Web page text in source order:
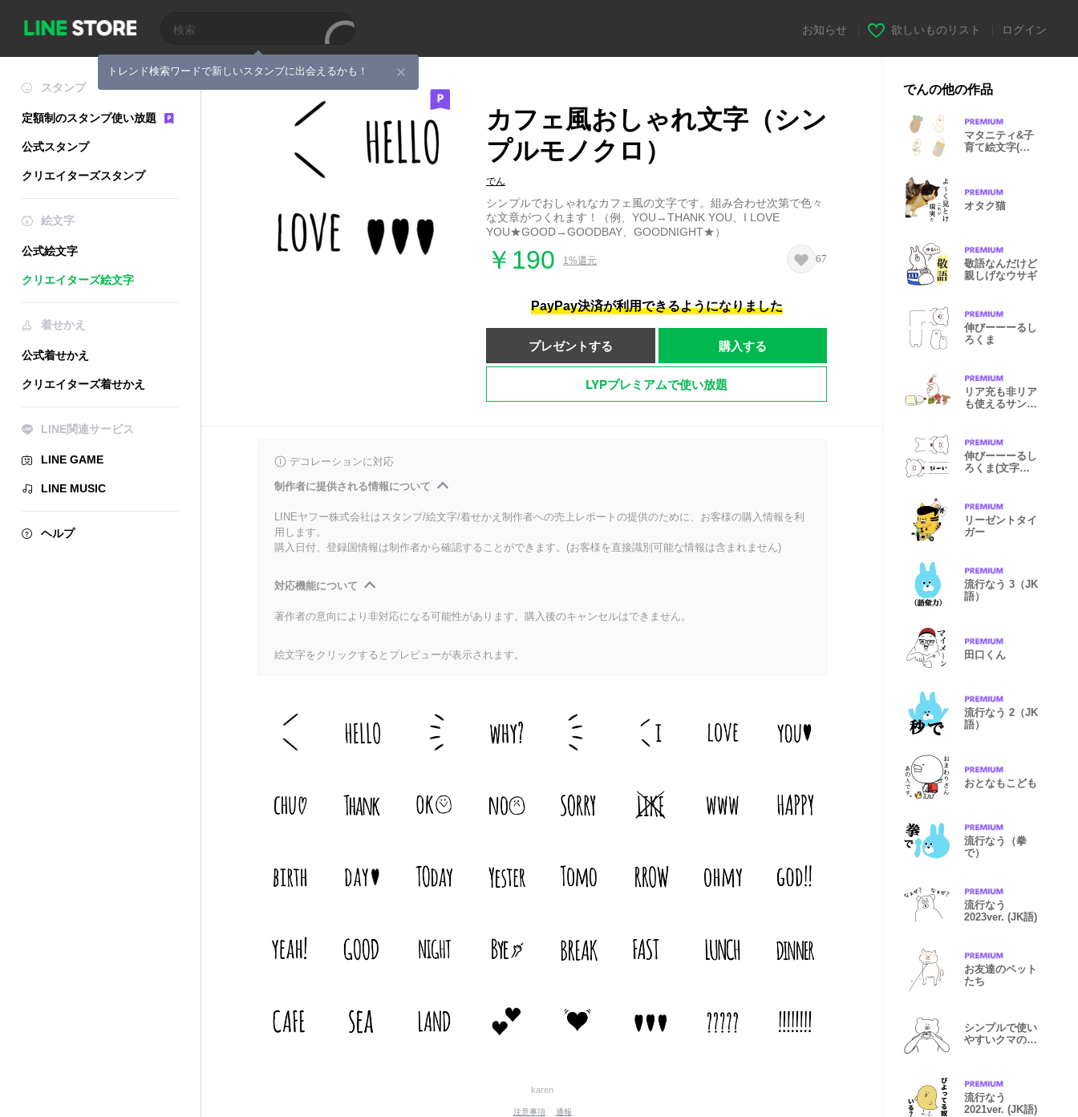
トレンド検索ワードで新しいスタンプに出会えるかも！
お知らせ 欲しいものリスト ログイン
スタンプ
定額制のスタンプ使い放題
公式スタンプ
クリエイターズスタンプ
絵文字
公式絵文字
クリエイターズ絵文字
着せかえ
公式着せかえ
クリエイターズ着せかえ
LINE関連サービス
LINE GAME
LINE MUSIC
ヘルプ
カフェ風おしゃれ文字（シン
プルモノクロ）
でん
シンプルでおしゃれなカフェ風の文字です。組み合わせ次第で色々
な文章がつくれます！（例、YOU→THANK YOU、I LOVE
YOU★GOOD→GOODBAY、GOODNIGHT★）
￥190 1%還元 67
PayPay決済が利用できるようになりました
プレゼントする 購入する
LYPプレミアムで使い放題
デコレーションに対応
制作者に提供される情報について
LINEヤフー株式会社はスタンプ/絵文字/着せかえ制作者への売上レポートの提供のために、お客様の購入情報を利
用します。
購入日付、登録国情報は制作者から確認することができます。(お客様を直接識別可能な情報は含まれません)
対応機能について
著作者の意向により非対応になる可能性があります。購入後のキャンセルはできません。
絵文字をクリックするとプレビューが表示されます。
karen
注意事項 通報
でんの他の作品
マタニティ&子
育て絵文字(く
オタク猫
敬語なんだけど
親しげなウサギ
伸びーーーるし
ろくま
リア充も非リア
も使えるサンタ
伸びーーーるし
ろくま(文字メ
リーゼントタイ
ガー
流行なう 3（JK
語）
田口くん
流行なう 2（JK
語）
おとなもこども
流行なう（拳
で）
流行なう
2023ver. (JK語)
お友達のペット
たち
シンプルで使い
やすいクマのス
流行なう
2021ver. (JK語)